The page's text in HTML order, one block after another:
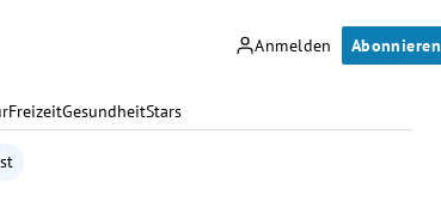
Anmelden Abonnieren
FreizeitGesundheitStars